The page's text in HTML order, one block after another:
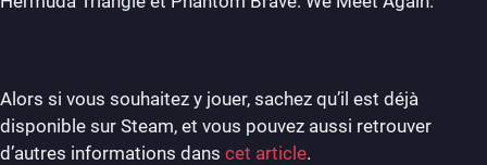
Alors si vous souhaitez y jouer, sachez qu’il est déjà
disponible sur Steam, et vous pouvez aussi retrouver
d’autres informations dans cet article.